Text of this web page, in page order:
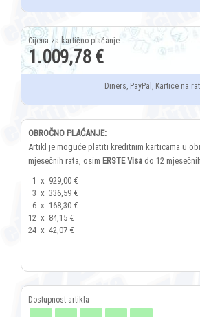
1.009,78 €
Diners, PayPal, Kartice na
OBROČNO PLAĆANJE:
Artikl je moguće platiti kreditnim karticama u
mjesečnih rata, osim ERSTE Visa do 12
1 x 929,00 €
3 x 336,59 €
6 x 168,30 €
12 x 84,15 €
24 x 42,07 €